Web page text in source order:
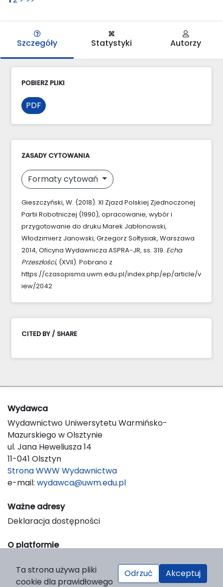
Szczegóły Statystyki Autorzy
POBIERZ PLIKI
PDF
ZASADY CYTOWANIA
Formaty cytowań
Gieszczyński, W. (2018). XI Zjazd Polskiej Zjednoczonej
Partii Robotniczej (1990), opracowanie, wybór i
przygotowanie do druku Marek Jabłonowski,
Włodzimierz Janowski, Grzegorz Sołtysiak, Warszawa
2014, Oficyna Wydawnicza ASPRA-JR, ss. 319. Echa
Przeszłości, (XVII). Pobrano z
https://czasopisma.uwm.edu.pl/index.php/ep/article/v
iew/2042
CITED BY / SHARE
Wydawca
Wydawnictwo Uniwersytetu Warmińsko-
Mazurskiego w Olsztynie
ul. Jana Heweliusza 14
11-041 Olsztyn
Strona WWW Wydawnictwa
e-mail: wydawca@uwm.edu.pl
Ważne adresy
Deklaracja dostępności
O platformie
Support & Customization by LIBCOM
Platform & Workflow by OJS/PKP
Ta strona używa pliki
cookie dla prawidłowego
Odrzuć Akceptuj